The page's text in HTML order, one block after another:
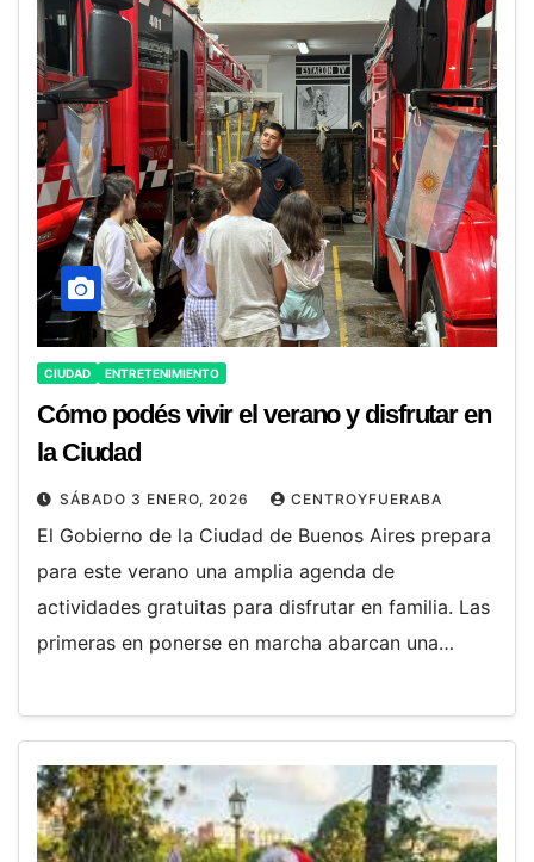
CIUDAD ENTRETENIMIENTO
Cómo podés vivir el verano y disfrutar en
la Ciudad
SÁBADO 3 ENERO, 2026 CENTROYFUERABA
El Gobierno de la Ciudad de Buenos Aires prepara
para este verano una amplia agenda de
actividades gratuitas para disfrutar en familia. Las
primeras en ponerse en marcha abarcan una…